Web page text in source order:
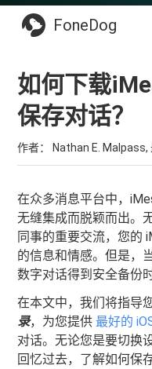
FoneDog
如何下载
保存对话？
作者： Nathan E. Malpass,
在众多消息平台中，
无缝集成而脱颖而出。
同事的重要交流，您的
的信息和情感。但是，
数字对话得到安全备份
在本文中，我们将指导
录，为您提供最好的
对话。无论您是要切换
回忆过去，了解如何保